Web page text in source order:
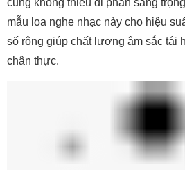
cũng không thiếu đi phần sang
mẫu loa nghe nhạc này cho hiệu
số rộng giúp chất lượng âm sắc tái
chân thực.